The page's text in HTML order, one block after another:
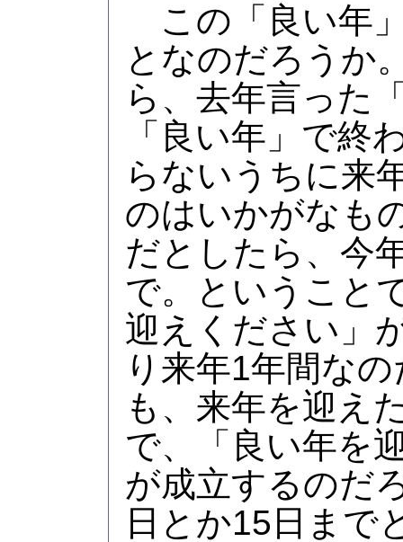
この「良い年
となのだろうか
ら、去年言った
「良い年」で終
らないうちに来
のはいかがなも
だとしたら、今
で。ということ
迎えください」
り来年1年間な
も、来年を迎え
で、「良い年を
が成立するのだ
日とか15日まで